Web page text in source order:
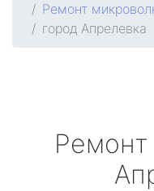
Ремонт
город Апрелевка
Ремонт